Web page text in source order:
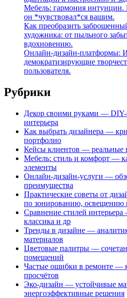
Мебель: гармония интуиции.
он *чувствовал*ся вашим.
Как преобразить
художника: от пыльного
вдохновению.
Онлайн-дизайн-платформы:
демократизирующие
пользователя.
Рубрики
Декор своими руками — DIY-
интерьера
Как выбрать дизайнера —
портфолио
Кейсы клиентов — реальные
Мебель: стиль и комфорт —
элементы
Онлайн-дизайн-услуги —
преимущества
Практические советы от
по зонированию, освещению
Сравнение стилей
классика и др
Тренды в дизайне —
материалов
Цветовые палитры —
помещений
Частые ошибки в ремонте —
просчётов
Эко-дизайн — устойчивые
энергоэффективные решения